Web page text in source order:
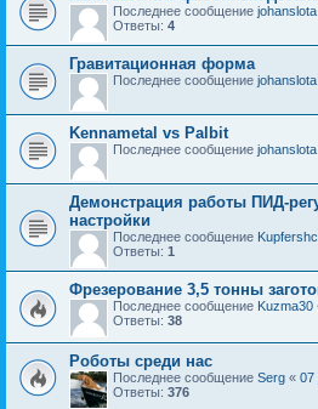
Последнее сообщение johanslota
Ответы: 4
Гравитационная форма
Последнее сообщение johanslota
Kennametal vs Palbit
Последнее сообщение johanslota
Демонстрация работы ПИД-
настройки
Последнее сообщение
Ответы: 1
Фрезерование 3,5 тонны
Последнее сообщение Kuzma30
Ответы: 38
Роботы среди нас
Последнее сообщение Serg « 07
Ответы: 376